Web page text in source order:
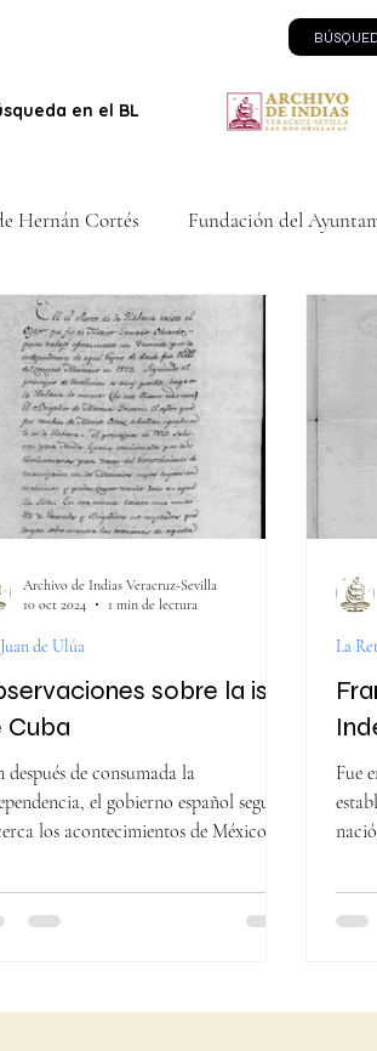
en el BLOG Contacto
Hernán Cortés Fundación del
Española Guerra de Independencia
sobre la isla
Cuba
después de consumada la
el gobierno español seguía
los acontecimientos de México y
de Ulúa
Archivo de Indias Veracruz-Sevilla
10 oct 2024
1 min de lectura
Fue
La